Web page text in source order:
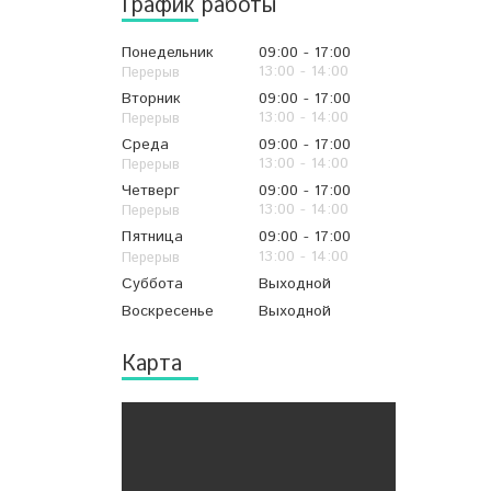
Понедельник 09:00
17:00
13:00
14:00
Вторник
09:00
17:00
13:00
14:00
Среда
09:00
17:00
13:00
14:00
Четверг
09:00
17:00
13:00
14:00
Пятница
09:00
17:00
13:00
14:00
Суббота
Выходной
Воскресенье
Выходной
Карта